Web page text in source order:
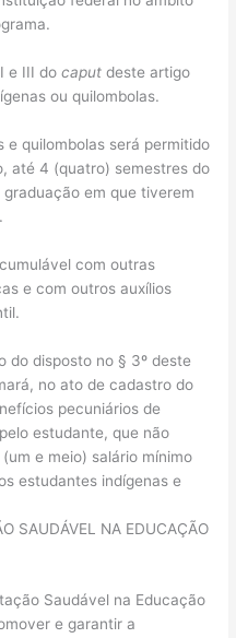
e III docaput deste artigo
ou quilombolas.
quilombolas será permitido
até 4 (quatro) semestres do
em que tiverem
com outras
e com outros auxílios
disposto no § 3º deste
no ato de cadastro do
pecuniários de
estudante, que não
e meio) salário mínimo
estudantes indígenas e
SAUDÁVEL NA EDUCAÇÃO
Saudável na Educação
e garantir a